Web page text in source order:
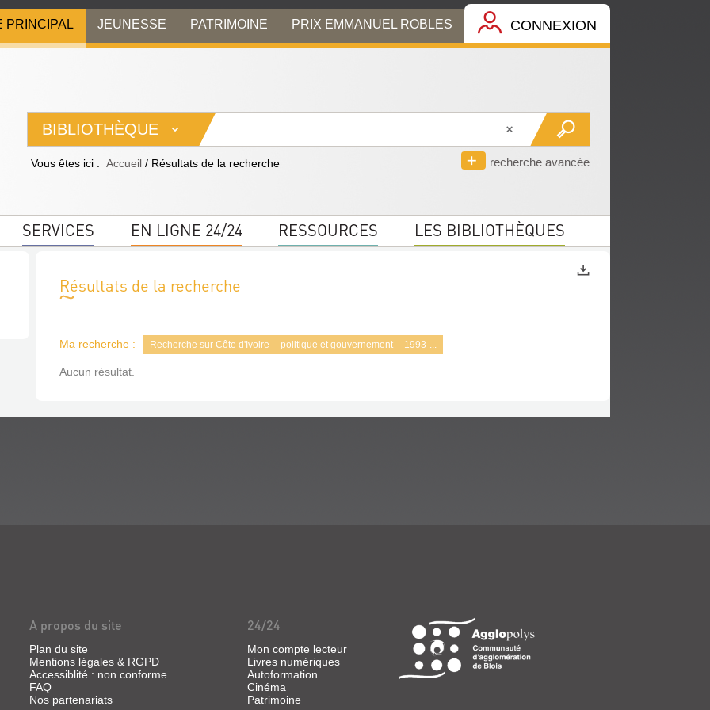
PRINCIPAL JEUNESSE PATRIMOINE PRIX EMMANUEL ROBLES CONNEXION
BIBLIOTHÈQUE
recherche avancée
Vous êtes ici : Accueil / Résultats de la recherche
SERVICES EN LIGNE 24/24 RESSOURCES LES BIBLIOTHÈQUES
Résultats de la recherche
Ma recherche : Recherche sur Côte d'Ivoire -- politique et gouvernement -- 1993-...
Aucun résultat.
A propos du site
Plan du site
Mentions légales & RGPD
Accessiblité : non conforme
FAQ
Nos partenariats
24/24
Mon compte lecteur
Livres numériques
Autoformation
Cinéma
Patrimoine